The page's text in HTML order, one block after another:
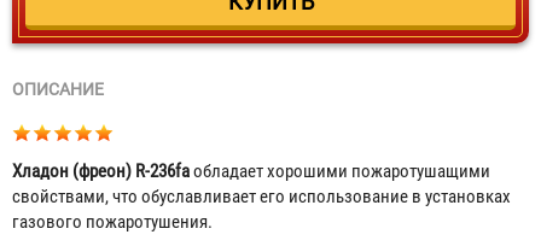
ОПИСАНИЕ
Хладон (фреон) R-236faобладает хорошими пожаротушащими
свойствами, что обуславливает его использование в установках
газового пожаротушения.